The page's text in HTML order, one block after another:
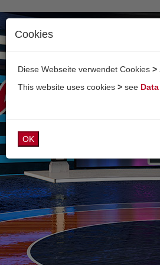
Cookies
Diese Webseite verwendet Cookies >
This website uses cookies > see
OK